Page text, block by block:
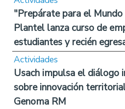
"Prepárate para el
Plantel lanza curso de
estudiantes y recién
Actividades
Usach impulsa el diálogo
sobre innovación
Genoma RM